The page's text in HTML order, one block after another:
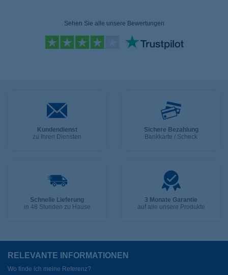
Sehen Sie alle unsere Bewertungen
Kundendienst
zu Ihren Diensten
Sichere Bezahlung
Bankkarte / Scheck
Schnelle Lieferung
in 48 Stunden zu Hause
3 Monate Garantie
auf alle unsere Produkte
RELEVANTE INFORMATIONEN
Wo finde ich meine Referenz?